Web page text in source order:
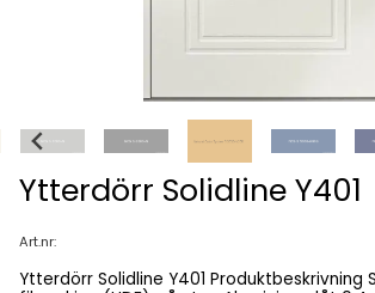
Ytterdörr Solidline Y401
Art.nr:
Ytterdörr Solidline Y401 Produktbeskrivning Special vattentät